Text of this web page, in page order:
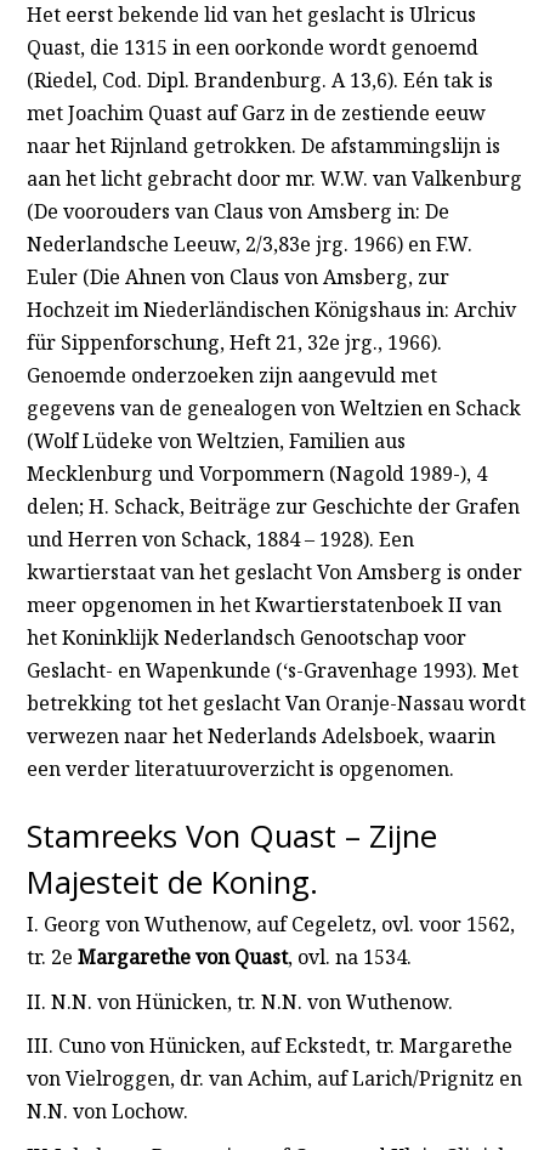
Het eerst bekende lid van het geslacht is Ulricus
Quast, die 1315 in een oorkonde wordt genoemd
(Riedel, Cod. Dipl. Brandenburg. A 13,6). Eén tak is
met Joachim Quast auf Garz in de zestiende eeuw
naar het Rijnland getrokken. De afstammingslijn is
aan het licht gebracht door mr. W.W. van Valkenburg
(De voorouders van Claus von Amsberg in: De
Nederlandsche Leeuw, 2/3,83e jrg. 1966) en F.W.
Euler (Die Ahnen von Claus von Amsberg, zur
Hochzeit im Niederländischen Königshaus in: Archiv
für Sippenforschung, Heft 21, 32e jrg., 1966).
Genoemde onderzoeken zijn aangevuld met
gegevens van de genealogen von Weltzien en Schack
(Wolf Lüdeke von Weltzien, Familien aus
Mecklenburg und Vorpommern (Nagold 1989-), 4
delen; H. Schack, Beiträge zur Geschichte der Grafen
und Herren von Schack, 1884 – 1928). Een
kwartierstaat van het geslacht Von Amsberg is onder
meer opgenomen in het Kwartierstatenboek II van
het Koninklijk Nederlandsch Genootschap voor
Geslacht- en Wapenkunde (‘s-Gravenhage 1993). Met
betrekking tot het geslacht Van Oranje-Nassau wordt
verwezen naar het Nederlands Adelsboek, waarin
een verder literatuuroverzicht is opgenomen.
Stamreeks Von Quast – Zijne
Majesteit de Koning.
I. Georg von Wuthenow, auf Cegeletz, ovl. voor 1562,
tr. 2e Margarethe von Quast, ovl. na 1534.
II. N.N. von Hünicken, tr. N.N. von Wuthenow.
III. Cuno von Hünicken, auf Eckstedt, tr. Margarethe
von Vielroggen, dr. van Achim, auf Larich/Prignitz en
N.N. von Lochow.